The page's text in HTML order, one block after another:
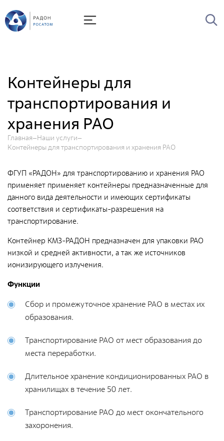
Контейнеры для
транспортирования и
хранения РАО
Главная
Наши услуги
Контейнеры для транспортирования и хранения РАО
ФГУП «РАДОН» для транспортированию и хранения РАО
применяет применяет контейнеры предназначенные для
данного вида деятельности и имеющих сертификаты
соответствия и сертификаты-разрешения на
транспортирование.
Контейнер КМЗ-РАДОН предназначен для упаковки РАО
низкой и средней активности, а так же источников
ионизирующего излучения.
Функции
Сбор и промежуточное хранение РАО в местах их
образования.
Транспортирование РАО от мест образования до
места переработки.
Длительное хранение кондиционированных РАО в
хранилищах в течение 50 лет.
Транспортирование РАО до мест окончательного
захоронения.
Лицензии
Миссия и видение
Ценности Росатома
Охрана труда
Научно-технический совет
Диссертационный совет
Системы менеджмента
Документы
Противодействие коррупции
Социальная политика
Политика в области качества
Совет молодых работников
Из опыта зарубежных коллег
Международное сотрудничество
Устойчивое развитие
Поставщикам
Объявления
Экология
Экологическая политика ФГУП «РАДОН»